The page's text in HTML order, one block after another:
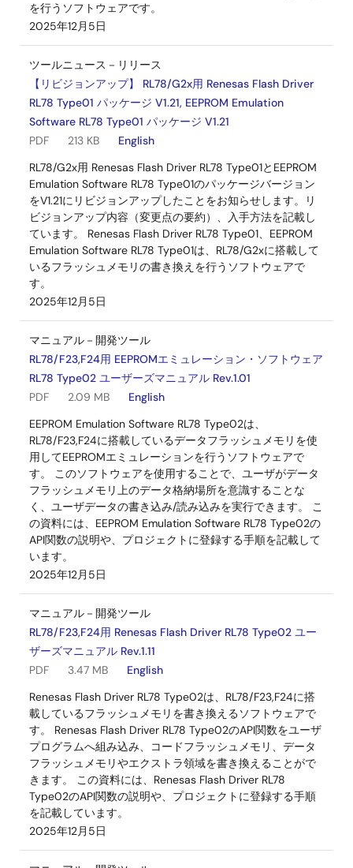
を行うソフトウェアです。
2025年12月5日
ツールニュース－リリース
【リビジョンアップ】 RL78/G2x用 Renesas Flash Driver
RL78 Type01 パッケージ V1.21, EEPROM Emulation
Software RL78 Type01 パッケージ V1.21
PDF
213 KB
English
RL78/G2x用 Renesas Flash Driver RL78 Type01とEEPROM
Emulation Software RL78 Type01のパッケージバージョン
をV1.21にリビジョンアップしたことをお知らせします。リ
ビジョンアップ内容（変更点の要約）、入手方法を記載し
ています。 Renesas Flash Driver RL78 Type01、EEPROM
Emulation Software RL78 Type01は、RL78/G2xに搭載して
いるフラッシュメモリの書き換えを行うソフトウェアで
す。
2025年12月5日
マニュアル－開発ツール
RL78/F23,F24用 EEPROMエミュレーション・ソフトウェア
RL78 Type02 ユーザーズマニュアル Rev.1.01
PDF
2.09 MB
English
EEPROM Emulation Software RL78 Type02は、
RL78/F23,F24に搭載しているデータフラッシュメモリを使
用してEEPROMエミュレーションを行うソフトウェアで
す。 このソフトウェアを使用することで、ユーザがデータ
フラッシュメモリ上のデータ格納場所を意識することな
く、ユーザデータの書き込み/読み込みを実行できます。 こ
の資料には、EEPROM Emulation Software RL78 Type02の
API関数の説明や、プロジェクトに登録する手順を記載して
います。
2025年12月5日
マニュアル－開発ツール
RL78/F23,F24用 Renesas Flash Driver RL78 Type02 ユー
ザーズマニュアル Rev.1.11
PDF
3.47 MB
English
Renesas Flash Driver RL78 Type02は、RL78/F23,F24に搭
載しているフラッシュメモリを書き換えるソフトウェアで
す。 Renesas Flash Driver RL78 Type02のAPI関数をユーザ
プログラムへ組み込み、コードフラッシュメモリ、データ
フラッシュメモリやエクストラ領域を書き換えることがで
きます。 この資料には、Renesas Flash Driver RL78
Type02のAPI関数の説明や、プロジェクトに登録する手順
を記載しています。
2025年12月5日